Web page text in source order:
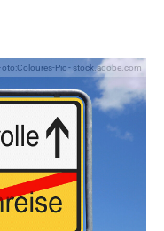
Pic - stock.adobe.com